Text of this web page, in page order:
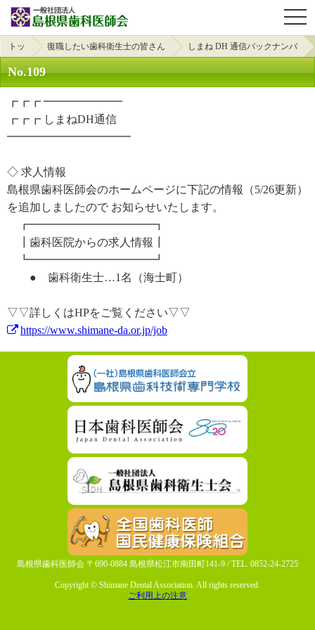
トッ
プ
復職したい歯科衛生士の皆さん
しまね DH 通信バックナンバ
No.109
┏┏┏ ━━━━━━━
┏┏┏ しまねDH通信
━━━━━━━━━━━
◇ 求人情報
島根県歯科医師会のホームページに下記の情報（5/26更新）
を追加しましたので お知らせいたします。
┏━━━━━━━━━━━┓
┃歯科医院からの求人情報┃
┗━━━━━━━━━━━┛
● 歯科衛生士…1名（海士町）
▽▽詳しくはHPをご覧ください▽▽
https://www.shimane-da.or.jp/job
島根県歯科医師会 〒690-0884 島根県松江市南田町141-9 / TEL. 0852-24-2725
Copyright © Shimane Dental Association. All rights reserved.
ご利用上の注意